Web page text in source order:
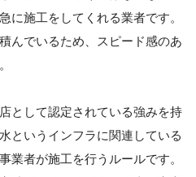
に施工をしてくれる業者です。
んでいるため、スピード感のあ
として認定されている強みを持
というインフラに関連している
業者が施工を行うルールです。